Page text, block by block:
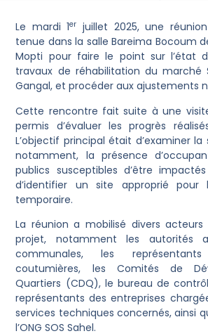
Le mardi 1er juillet 2025, une
tenue dans la salle Bareima Bocoum
Mopti pour faire le point sur l’état
travaux de réhabilitation du marché
Gangal, et procéder aux ajustements
Cette rencontre fait suite à une
permis d’évaluer les progrès
L’objectif principal était d’examiner
notamment, la présence
publics susceptibles d’être
d’identifier un site approprié pour
temporaire.
La réunion a mobilisé divers
projet, notamment les autorités
communales, les
coutumières, les Comités de
Quartiers (CDQ), le bureau de
représentants des entreprises
services techniques concernés, ainsi
l’ONG SOS Sahel.